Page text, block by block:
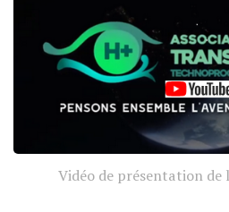
Vidéo de présentation de